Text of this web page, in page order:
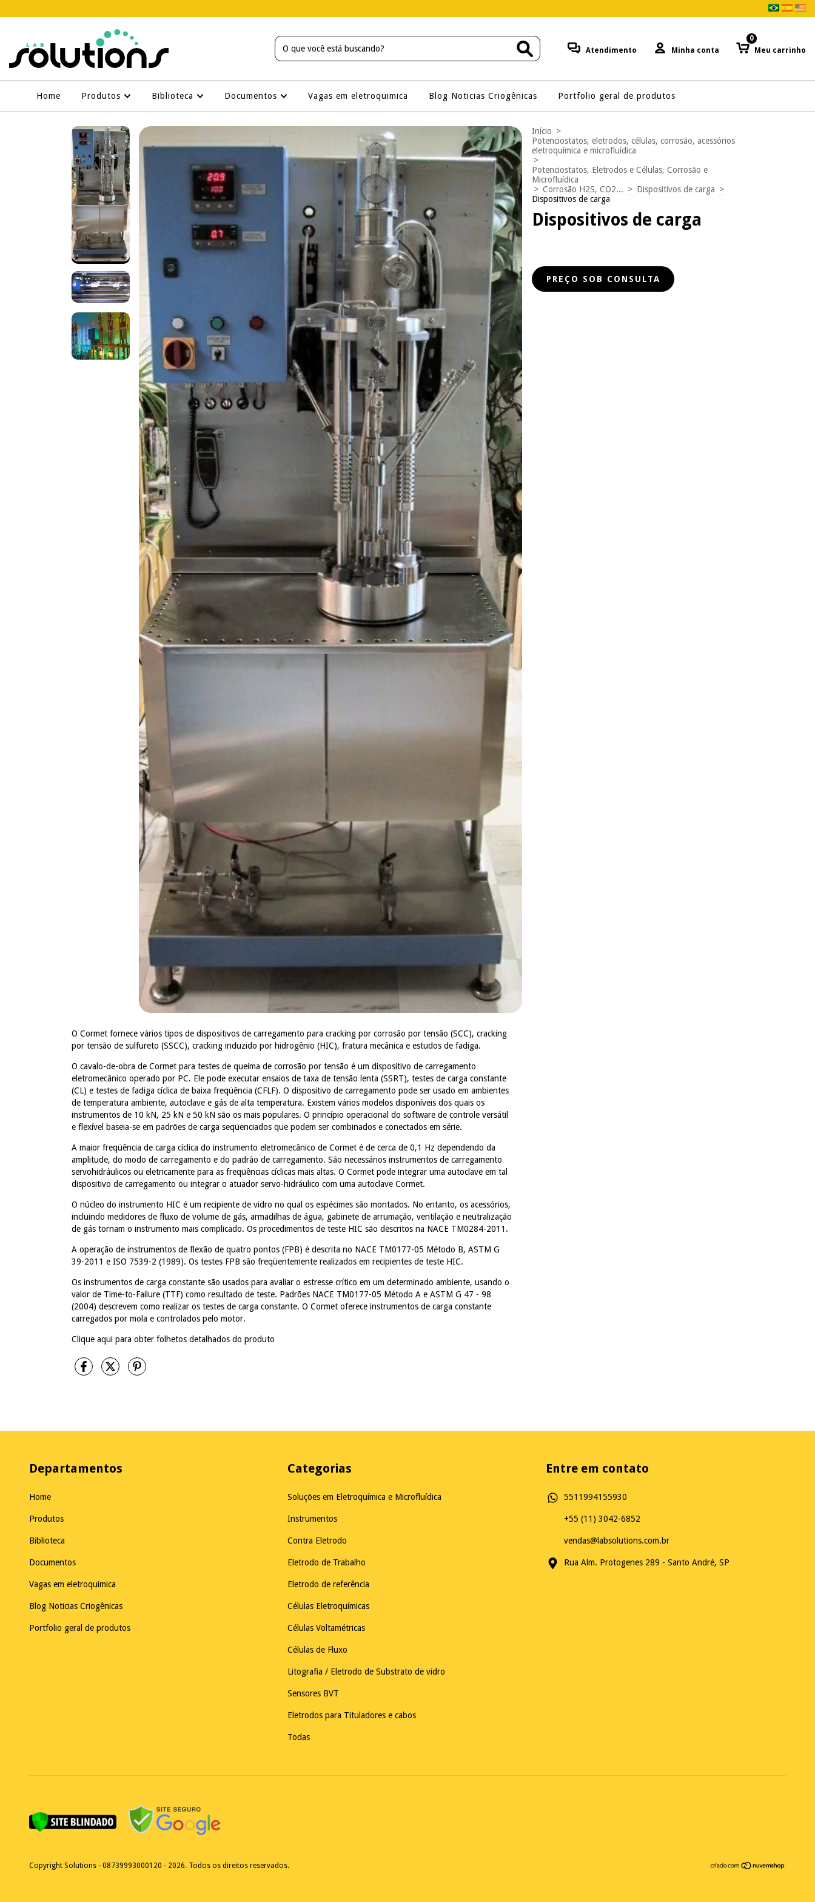
Atendimento Minha conta Meu carrinho
0
Home Produtos Biblioteca Documentos Vagas em eletroquimica Blog Noticias Criogênicas Portfolio geral de produtos
O Cormet fornece vários tipos de dispositivos de carregamento para cracking por corrosão por tensão (SCC), cracking
por tensão de sulfureto (SSCC), cracking induzido por hidrogênio (HIC), fratura mecânica e estudos de fadiga.
O cavalo-de-obra de Cormet para testes de queima de corrosão por tensão é um dispositivo de carregamento
eletromecânico operado por PC. Ele pode executar ensaios de taxa de tensão lenta (SSRT), testes de carga constante
(CL) e testes de fadiga cíclica de baixa freqüência (CFLF). O dispositivo de carregamento pode ser usado em ambientes
de temperatura ambiente, autoclave e gás de alta temperatura. Existem vários modelos disponíveis dos quais os
instrumentos de 10 kN, 25 kN e 50 kN são os mais populares. O princípio operacional do software de controle versátil
e flexível baseia-se em padrões de carga seqüenciados que podem ser combinados e conectados em série.
A maior freqüência de carga cíclica do instrumento eletromecânico de Cormet é de cerca de 0,1 Hz dependendo da
amplitude, do modo de carregamento e do padrão de carregamento. São necessários instrumentos de carregamento
servohidráulicos ou eletricamente para as freqüências cíclicas mais altas. O Cormet pode integrar uma autoclave em tal
dispositivo de carregamento ou integrar o atuador servo-hidráulico com uma autoclave Cormet.
O núcleo do instrumento HIC é um recipiente de vidro no qual os espécimes são montados. No entanto, os acessórios,
incluindo medidores de fluxo de volume de gás, armadilhas de água, gabinete de arrumação, ventilação e neutralização
de gás tornam o instrumento mais complicado. Os procedimentos de teste HIC são descritos na NACE TM0284-2011.
A operação de instrumentos de flexão de quatro pontos (FPB) é descrita no NACE TM0177-05 Método B, ASTM G
39-2011 e ISO 7539-2 (1989). Os testes FPB são freqüentemente realizados em recipientes de teste HIC.
Os instrumentos de carga constante são usados ​​para avaliar o estresse crítico em um determinado ambiente, usando o
valor de Time-to-Failure (TTF) como resultado de teste. Padrões NACE TM0177-05 Método A e ASTM G 47 - 98
(2004) descrevem como realizar os testes de carga constante. O Cormet oferece instrumentos de carga constante
carregados por mola e controlados pelo motor.
Clique aqui para obter folhetos detalhados do produto
Início >
Potenciostatos, eletrodos, células, corrosão, acessórios
eletroquímica e microfluídica
>
Potenciostatos, Eletrodos e Células, Corrosão e
Microfluídica
> Corrosão H2S, CO2... > Dispositivos de carga >
Dispositivos de carga
Dispositivos de carga
Departamentos
Home
Produtos
Biblioteca
Documentos
Vagas em eletroquimica
Blog Noticias Criogênicas
Portfolio geral de produtos
Categorias
Soluções em Eletroquímica e Microfluídica
Instrumentos
Contra Eletrodo
Eletrodo de Trabalho
Eletrodo de referência
Células Eletroquímicas
Células Voltamétricas
Células de Fluxo
Litografia / Eletrodo de Substrato de vidro
Sensores BVT
Eletrodos para Tituladores e cabos
Todas
Entre em contato
5511994155930
+55 (11) 3042-6852
vendas@labsolutions.com.br
Rua Alm. Protogenes 289 - Santo André, SP
Copyright Solutions - 08739993000120 - 2026. Todos os direitos reservados.